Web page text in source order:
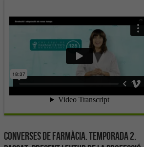
Converses de farmàcia. Temporada 2.